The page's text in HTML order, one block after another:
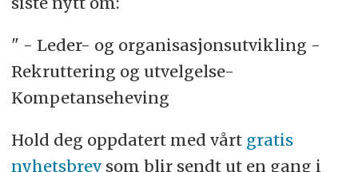
" - Leder- og organisasjonsutvikling -
Rekruttering og utvelgelse-
Kompetanseheving
Hold deg oppdatert med vårt gratis
nyhetsbrevsom blir sendt ut en gang i